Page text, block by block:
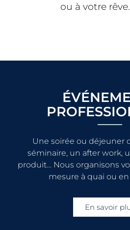
ou à votre rêve.
Une soirée ou déjeuner
séminaire, un after work,
produit… Nous organisons
mesure à quai ou
En savoir